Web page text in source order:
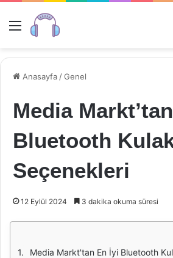
Menü
Anasayfa /Genel
Media
Bluetooth
Seçenekleri
12 Eylül 2024 3 dakika okuma süresi
Media Markt'tan En İyi Bluetooth